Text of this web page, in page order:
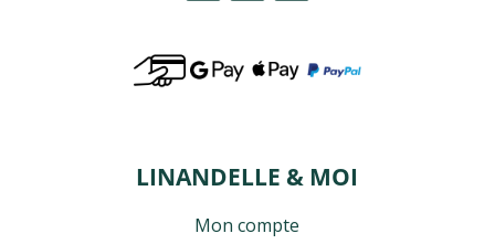
LINANDELLE & MOI
Mon compte